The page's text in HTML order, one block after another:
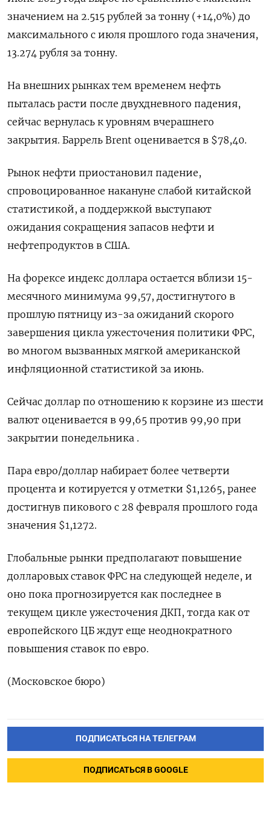
значением на 2.515 рублей за тонну (+14,0%) до
максимального с июля прошлого года значения,
13.274 рубля за тонну.
На внешних рынках тем временем нефть
пыталась расти после двухдневного падения,
сейчас вернулась к уровням вчерашнего
закрытия. Баррель Brent оценивается в $78,40.
Рынок нефти приостановил падение,
спровоцированное накануне слабой китайской
статистикой, а поддержкой выступают
ожидания сокращения запасов нефти и
нефтепродуктов в США.
На форексе индекс доллара остается вблизи 15-
месячного минимума 99,57, достигнутого в
прошлую пятницу из-за ожиданий скорого
завершения цикла ужесточения политики ФРС,
во многом вызванных мягкой американской
инфляционной статистикой за июнь.
Сейчас доллар по отношению к корзине из шести
валют оценивается в 99,65 против 99,90 при
закрытии понедельника .
Пара евро/доллар набирает более четверти
процента и котируется у отметки $1,1265, ранее
достигнув пикового с 28 февраля прошлого года
значения $1,1272.
Глобальные рынки предполагают повышение
долларовых ставок ФРС на следующей неделе, и
оно пока прогнозируется как последнее в
текущем цикле ужесточения ДКП, тогда как от
европейского ЦБ ждут еще неоднократного
повышения ставок по евро.
(Московское бюро)
ПОДПИСАТЬСЯ НА ТЕЛЕГРАМ
ПОДПИСАТЬСЯ В GOOGLE